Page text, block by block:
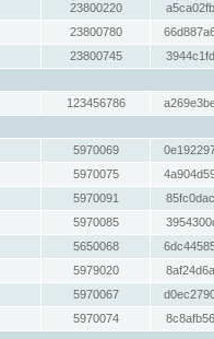
23800220
23800780
23800745
123456786
5970069
5970075
5970091
5970085
5650068
5979020
5970067
5970074